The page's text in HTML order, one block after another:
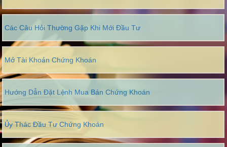
Các Câu Hỏi Thường Gặp Khi Mới Đầu Tư
Mở Tài Khoản Chứng Khoán
Hướng Dẫn Đặt Lệnh Mua Bán Chứng Khoán
Ủy Thác Đầu Tư Chứng Khoán